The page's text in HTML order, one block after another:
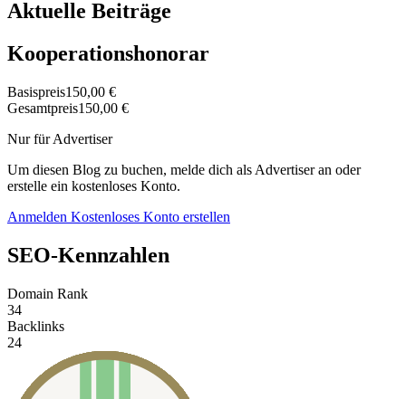
Aktuelle Beiträge
Kooperationshonorar
Basispreis150,00 €
Gesamtpreis150,00 €
Nur für Advertiser
Um diesen Blog zu buchen, melde dich als Advertiser an oder
erstelle ein kostenloses Konto.
Anmelden Kostenloses Konto erstellen
SEO-Kennzahlen
Domain Rank
34
Backlinks
24